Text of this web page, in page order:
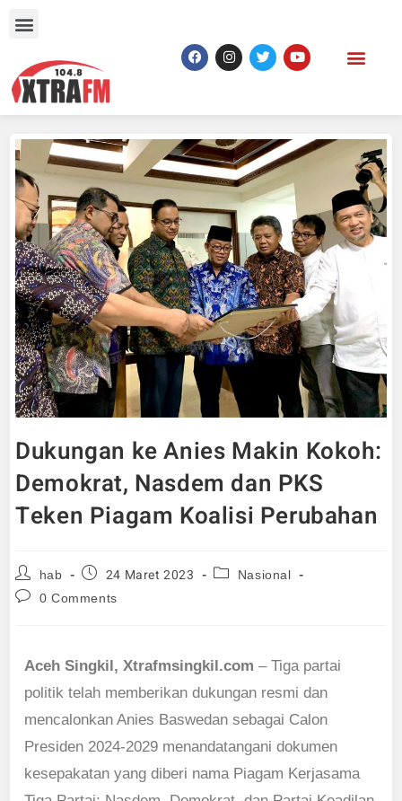
Dukungan ke Anies Makin Kokoh:
Demokrat, Nasdem dan PKS
Teken Piagam Koalisi Perubahan
hab 24 Maret 2023
Nasional
0 Comments
Aceh Singkil, Xtrafmsingkil.com – Tiga partai
politik telah memberikan dukungan resmi dan
mencalonkan Anies Baswedan sebagai Calon
Presiden 2024-2029 menandatangani dokumen
kesepakatan yang diberi nama Piagam Kerjasama